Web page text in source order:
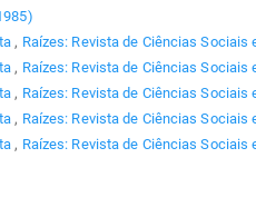
, Raízes: Revista de Ciências Sociais
, Raízes: Revista de Ciências Sociais
, Raízes: Revista de Ciências Sociais
, Raízes: Revista de Ciências Sociais
, Raízes: Revista de Ciências Sociais